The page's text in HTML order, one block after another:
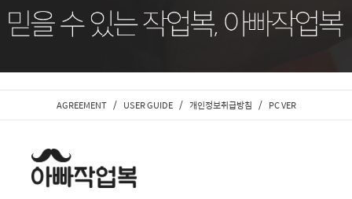
AGREEMENT / USER GUIDE / 개인정보취급방침 / PC VER